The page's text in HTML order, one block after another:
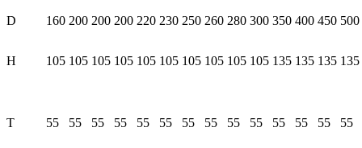
D 160 200 200 200 220 230 250 260 280 300 350 400 450 500
H 105 105 105 105 105 105 105 105 105 105 135 135 135 135
T 55 55 55 55 55 55 55 55 55 55 55 55 55 55